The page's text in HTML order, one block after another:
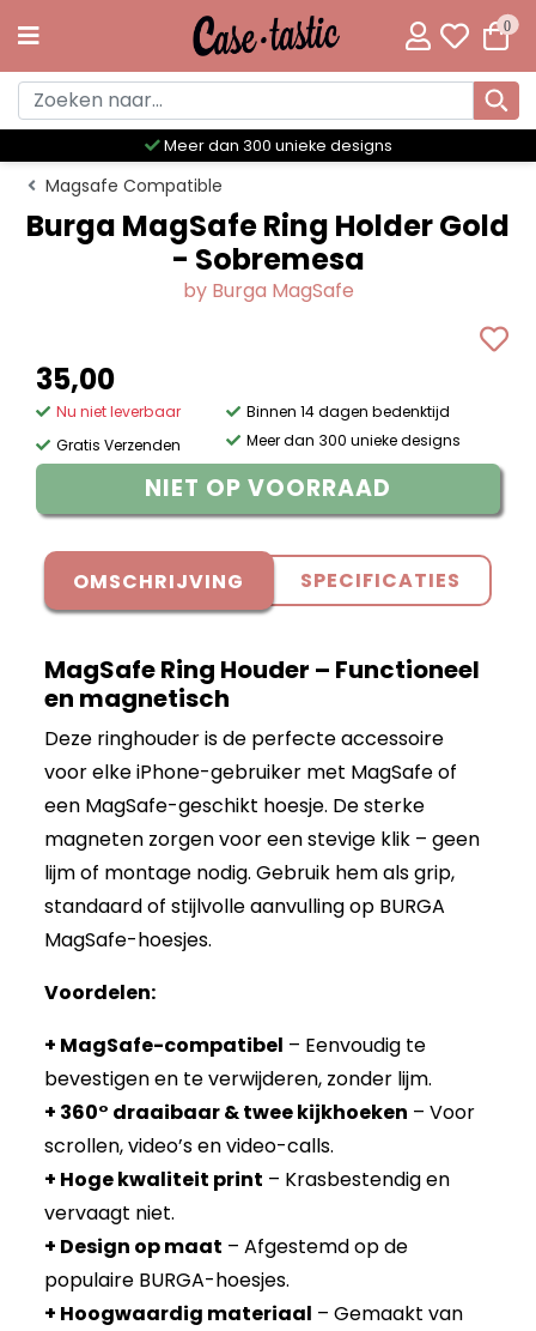
0
Meer dan 300 unieke designs
Magsafe Compatible
Burga MagSafe Ring Holder Gold
- Sobremesa
by Burga MagSafe
35,00
Nu niet leverbaar
Gratis Verzenden
Binnen 14 dagen bedenktijd
Meer dan 300 unieke designs
NIET OP VOORRAAD
OMSCHRIJVING SPECIFICATIES
MagSafe Ring Houder – Functioneel
en magnetisch
Deze ringhouder is de perfecte accessoire
voor elke iPhone-gebruiker met MagSafe of
een MagSafe-geschikt hoesje. De sterke
magneten zorgen voor een stevige klik – geen
lijm of montage nodig. Gebruik hem als grip,
standaard of stijlvolle aanvulling op BURGA
MagSafe-hoesjes.
Voordelen:
+ MagSafe-compatibel – Eenvoudig te
bevestigen en te verwijderen, zonder lijm.
+ 360° draaibaar & twee kijkhoeken – Voor
scrollen, video’s en video-calls.
+ Hoge kwaliteit print – Krasbestendig en
vervaagt niet.
+ Design op maat – Afgestemd op de
populaire BURGA-hoesjes.
+ Hoogwaardig materiaal – Gemaakt van